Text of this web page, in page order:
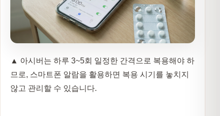
▲ 아시버는 하루 3~5회 일정한 간격으로 복용해야 하
므로, 스마트폰 알람을 활용하면 복용 시기를 놓치지
않고 관리할 수 있습니다.